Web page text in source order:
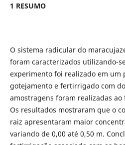
1 RESUMO
O sistema radicular do
foram caracterizados utilizando-
experimento foi realizado em
gotejamento e fertirrigado com
amostragens foram realizadas
Os resultados mostraram que o
raiz apresentaram maior
variando de 0,00 até 0,50 m.